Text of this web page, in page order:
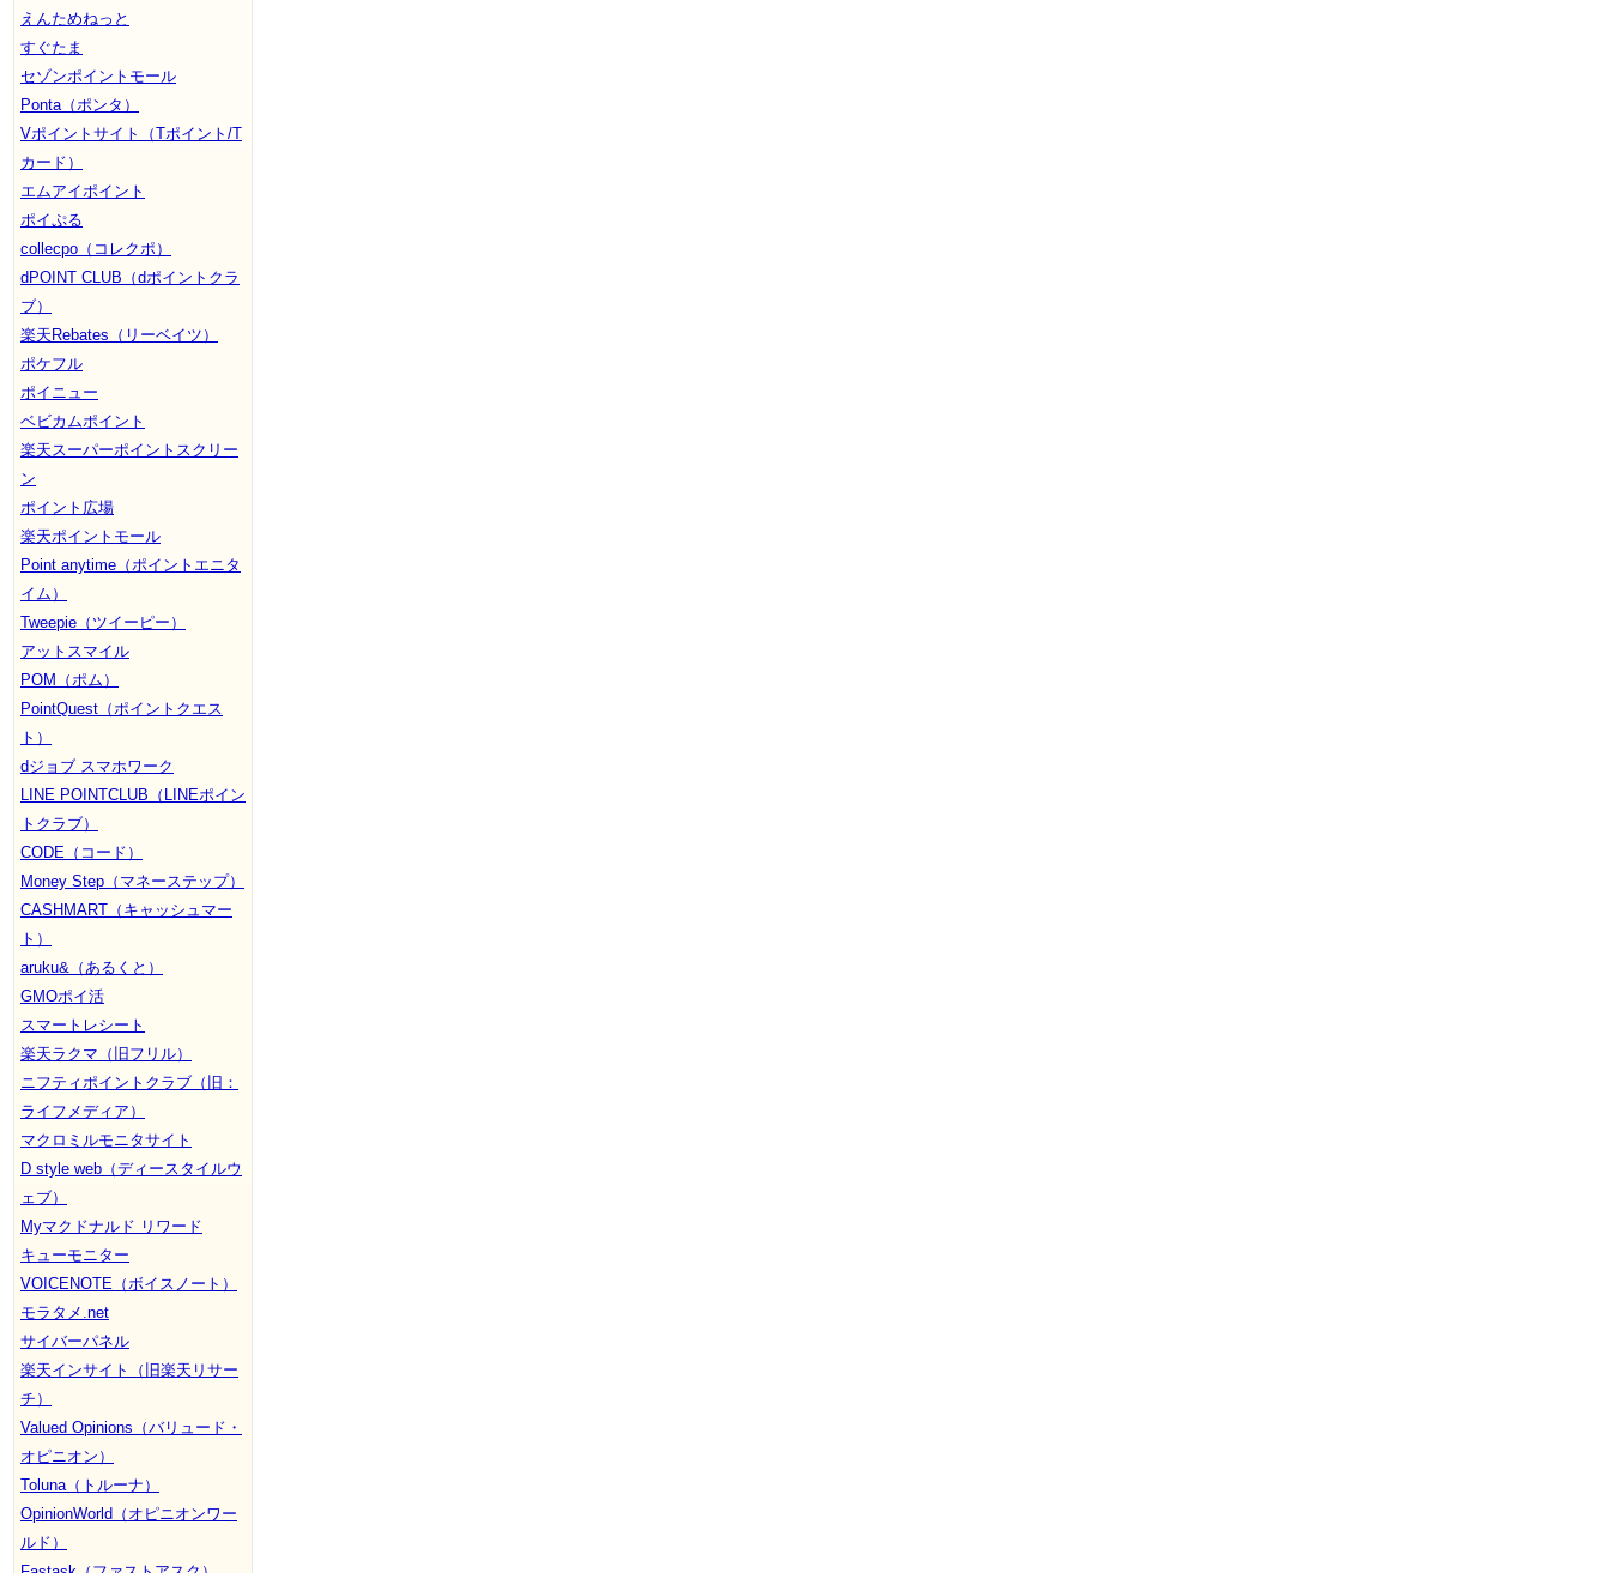
えんためねっと
すぐたま
セゾンポイントモール
Ponta（ポンタ）
Vポイントサイト（Tポイント/T
カード）
エムアイポイント
ポイぷる
collecpo（コレクポ）
dPOINT CLUB（dポイントクラ
ブ）
楽天Rebates（リーベイツ）
ポケフル
ポイニュー
ベビカムポイント
楽天スーパーポイントスクリー
ン
ポイント広場
楽天ポイントモール
Point anytime（ポイントエニタ
イム）
Tweepie（ツイーピー）
アットスマイル
POM（ポム）
PointQuest（ポイントクエス
ト）
dジョブ スマホワーク
LINE POINTCLUB（LINEポイン
トクラブ）
CODE（コード）
Money Step（マネーステップ）
CASHMART（キャッシュマー
ト）
aruku&（あるくと）
GMOポイ活
スマートレシート
楽天ラクマ（旧フリル）
ニフティポイントクラブ（旧：
ライフメディア）
マクロミルモニタサイト
D style web（ディースタイルウ
ェブ）
Myマクドナルド リワード
キューモニター
VOICENOTE（ボイスノート）
モラタメ.net
サイバーパネル
楽天インサイト（旧楽天リサー
チ）
Valued Opinions（バリュード・
オピニオン）
Toluna（トルーナ）
OpinionWorld（オピニオンワー
ルド）